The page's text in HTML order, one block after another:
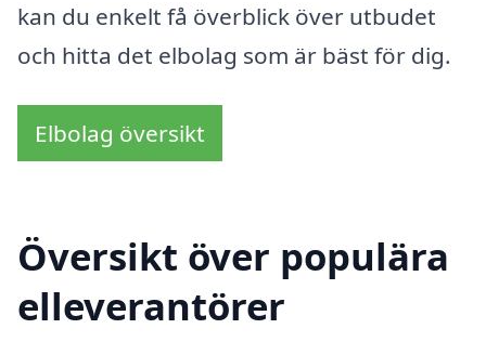
kan du enkelt få överblick över utbudet
och hitta det elbolag som är bäst för dig.
Elbolag översikt
Översikt över populära
elleverantörer